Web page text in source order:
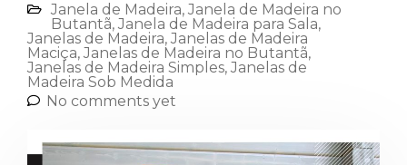
Janela de Madeira, Janela de Madeira no
Butantã, Janela de Madeira para Sala,
Janelas de Madeira, Janelas de Madeira
Maciça, Janelas de Madeira no Butantã,
Janelas de Madeira Simples, Janelas de
Madeira Sob Medida
No comments yet